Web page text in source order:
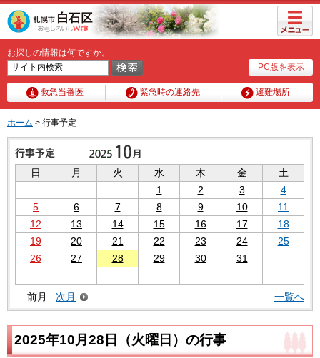
PC版を表示
お探しの情報は何ですか。
救急当番医 緊急時の連絡先 避難場所
メニュ
ー
ホーム > 行事予定
日 月 火 水 木 金
土
1
2 3
4
5
6 7 8 9 10
11
12
13 14 15 16 17
18
19
20 21 22 23 24
25
26
27 28 29 30 31
前月 次月 一覧へ
2025年10月28日（火曜日）の行事